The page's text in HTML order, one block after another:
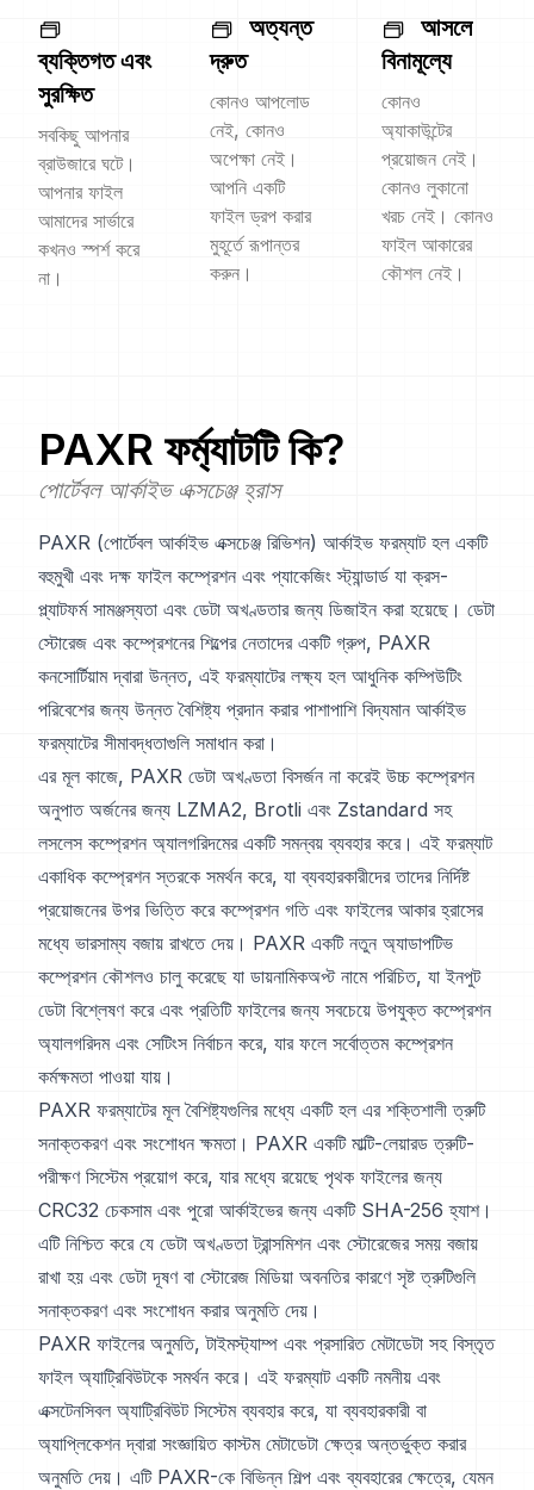
ব্যক্তিগত এবং
সুরক্ষিত
সবকিছু আপনার
ব্রাউজারে ঘটে।
আপনার ফাইল
আমাদের সার্ভারে
কখনও স্পর্শ করে
না।
অত্যন্ত
দ্রুত
কোনও আপলোড
নেই, কোনও
অপেক্ষা নেই।
আপনি একটি
ফাইল ড্রপ করার
মুহূর্তে রূপান্তর
করুন।
আসলে
বিনামূল্যে
কোনও
অ্যাকাউন্টের
প্রয়োজন নেই।
কোনও লুকানো
খরচ নেই। কোনও
ফাইল আকারের
কৌশল নেই।
PAXR ফর্ম্যাটটি কি?
পোর্টেবল আর্কাইভ এক্সচেঞ্জ হ্রাস
PAXR (পোর্টেবল আর্কাইভ এক্সচেঞ্জ রিভিশন) আর্কাইভ ফরম্যাট হল একটি
বহুমুখী এবং দক্ষ ফাইল কম্প্রেশন এবং প্যাকেজিং স্ট্যান্ডার্ড যা ক্রস-
প্ল্যাটফর্ম সামঞ্জস্যতা এবং ডেটা অখণ্ডতার জন্য ডিজাইন করা হয়েছে। ডেটা
স্টোরেজ এবং কম্প্রেশনের শিল্পের নেতাদের একটি গ্রুপ, PAXR
কনসোর্টিয়াম দ্বারা উন্নত, এই ফরম্যাটের লক্ষ্য হল আধুনিক কম্পিউটিং
পরিবেশের জন্য উন্নত বৈশিষ্ট্য প্রদান করার পাশাপাশি বিদ্যমান আর্কাইভ
ফরম্যাটের সীমাবদ্ধতাগুলি সমাধান করা।
এর মূল কাজে, PAXR ডেটা অখণ্ডতা বিসর্জন না করেই উচ্চ কম্প্রেশন
অনুপাত অর্জনের জন্য LZMA2, Brotli এবং Zstandard সহ
লসলেস কম্প্রেশন অ্যালগরিদমের একটি সমন্বয় ব্যবহার করে। এই ফরম্যাট
একাধিক কম্প্রেশন স্তরকে সমর্থন করে, যা ব্যবহারকারীদের তাদের নির্দিষ্ট
প্রয়োজনের উপর ভিত্তি করে কম্প্রেশন গতি এবং ফাইলের আকার হ্রাসের
মধ্যে ভারসাম্য বজায় রাখতে দেয়। PAXR একটি নতুন অ্যাডাপটিভ
কম্প্রেশন কৌশলও চালু করেছে যা ডায়নামিকঅপ্ট নামে পরিচিত, যা ইনপুট
ডেটা বিশ্লেষণ করে এবং প্রতিটি ফাইলের জন্য সবচেয়ে উপযুক্ত কম্প্রেশন
অ্যালগরিদম এবং সেটিংস নির্বাচন করে, যার ফলে সর্বোত্তম কম্প্রেশন
কর্মক্ষমতা পাওয়া যায়।
PAXR ফরম্যাটের মূল বৈশিষ্ট্যগুলির মধ্যে একটি হল এর শক্তিশালী ত্রুটি
সনাক্তকরণ এবং সংশোধন ক্ষমতা। PAXR একটি মাল্টি-লেয়ারড ত্রুটি-
পরীক্ষণ সিস্টেম প্রয়োগ করে, যার মধ্যে রয়েছে পৃথক ফাইলের জন্য
CRC32 চেকসাম এবং পুরো আর্কাইভের জন্য একটি SHA-256 হ্যাশ।
এটি নিশ্চিত করে যে ডেটা অখণ্ডতা ট্রান্সমিশন এবং স্টোরেজের সময় বজায়
রাখা হয় এবং ডেটা দূষণ বা স্টোরেজ মিডিয়া অবনতির কারণে সৃষ্ট ত্রুটিগুলি
সনাক্তকরণ এবং সংশোধন করার অনুমতি দেয়।
PAXR ফাইলের অনুমতি, টাইমস্ট্যাম্প এবং প্রসারিত মেটাডেটা সহ বিস্তৃত
ফাইল অ্যাট্রিবিউটকে সমর্থন করে। এই ফরম্যাট একটি নমনীয় এবং
এক্সটেনসিবল অ্যাট্রিবিউট সিস্টেম ব্যবহার করে, যা ব্যবহারকারী বা
অ্যাপ্লিকেশন দ্বারা সংজ্ঞায়িত কাস্টম মেটাডেটা ক্ষেত্র অন্তর্ভুক্ত করার
অনুমতি দেয়। এটি PAXR-কে বিভিন্ন শিল্প এবং ব্যবহারের ক্ষেত্রে, যেমন